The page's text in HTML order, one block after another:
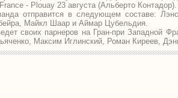
- Plouay 23 августа (Альберто Контадор).
отправится в следующем составе:
Майкл Шаар и Аймар Цубельдия.
своих парнеров на Гран-при Западной
Максим Иглинский, Роман Киреев,